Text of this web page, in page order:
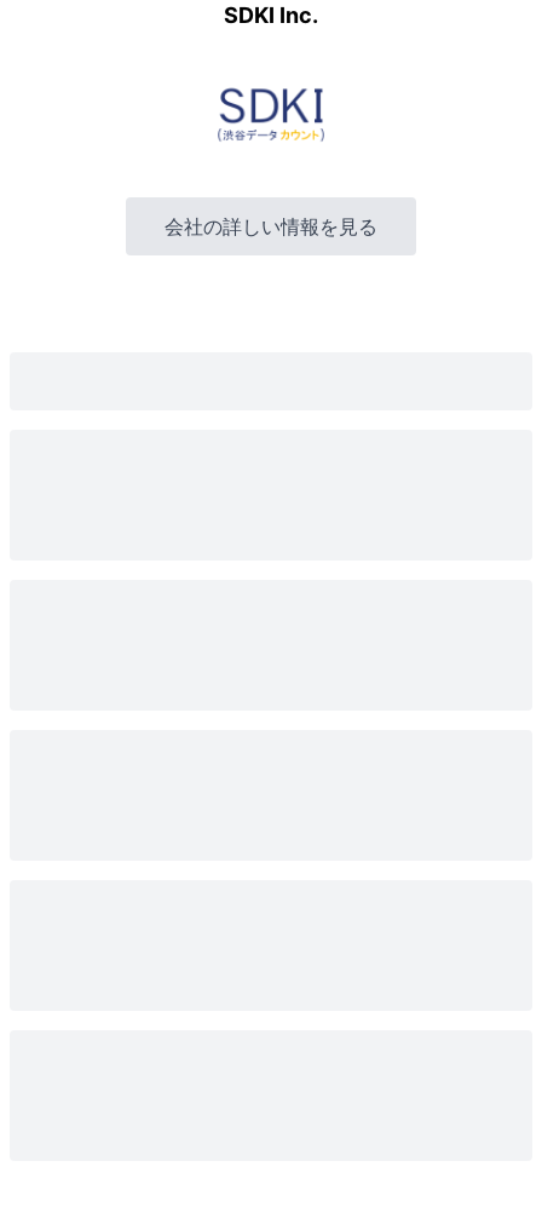
SDKI Inc.
会社の詳しい情報を見る